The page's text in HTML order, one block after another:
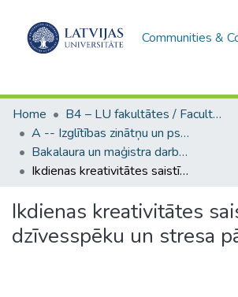
Communities &
Home
B4 – LU fakultātes / Faculties of the UL
A -- Izglītības zinātņu un psiholoģijas fakultāte / Faculty of Education Sciences and Psychology
Bakalaura un maģistra darbi (PPMF) / Bachelor's and Master's theses
Ikdienas kreativitātes saistība ar dzīvesspēku un stresa pārvarēšanu
Ikdienas kreativitātes
dzīvesspēku un stresa